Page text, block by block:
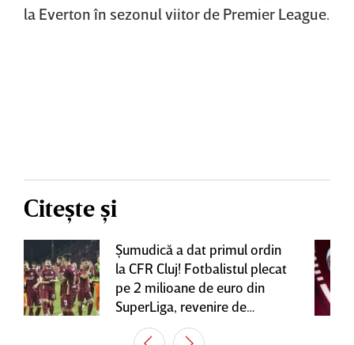
la Everton în sezonul viitor de Premier League.
Citește și
Şumudică a dat primul ordin
la CFR Cluj! Fotbalistul plecat
pe 2 milioane de euro din
SuperLiga, revenire de
senzaţie în Gruia